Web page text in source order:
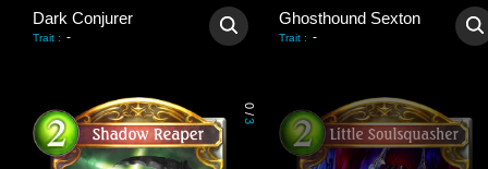
Dark Conjurer
Trait : -
Ghosthound Sexton
Trait : -
0
/
3